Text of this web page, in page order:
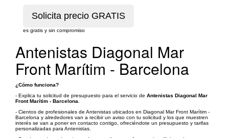
es gratis y sin compromiso
Antenistas Diagonal Mar
Front Marítim - Barcelona
¿Cómo funciona?
- Explica tu solicitud de presupuesto para el servicio de Antenistas Diagonal Mar
Front Marítim - Barcelona
- Cientos de profesionales de Antenistas ubicados en Diagonal Mar Front Marítim -
Barcelona y alrededores van a recibir un aviso con tu solicitud y los que muestren
interés se van a poner en contacto contigo, ofreciéndote un presupuesto y tarifas
personalizadas para Antenistas.